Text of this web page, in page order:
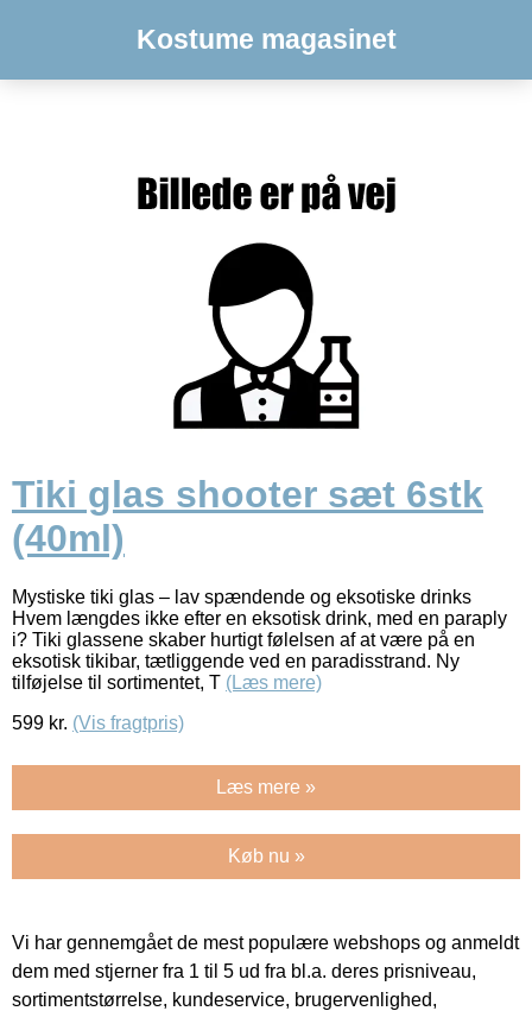
Kostume magasinet
Tiki glas shooter sæt 6stk
(40ml)
Mystiske tiki glas – lav spændende og eksotiske drinks
Hvem længdes ikke efter en eksotisk drink, med en paraply
i? Tiki glassene skaber hurtigt følelsen af at være på en
eksotisk tikibar, tætliggende ved en paradisstrand. Ny
tilføjelse til sortimentet, T (Læs mere)
599 kr. (Vis fragtpris)
Læs mere »
Køb nu »
Vi har gennemgået de mest populære webshops og anmeldt
dem med stjerner fra 1 til 5 ud fra bl.a. deres prisniveau,
sortimentstørrelse, kundeservice, brugervenlighed,